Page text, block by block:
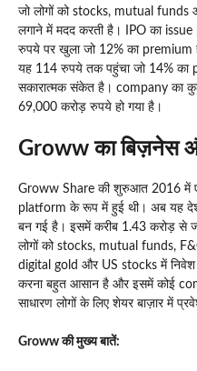
जो लोगों को stocks, mutual
लगाने में मदद करती है। IPO का
रुपये पर खुला जो 12% का premium
यह 114 रुपये तक पहुंचा जो 14% का
सकारात्मक संकेत है। company का
69,000 करोड़ रुपये हो गया है।
Groww का बिज़नेस
Groww Share की शुरुआत 2016
platform के रूप में हुई थी। अब यह
बन गई है। इसमें करीब 1.43 करोड़ से
लोगों को stocks, mutual funds,
digital gold और US stocks में निवेश
करना बहुत आसान है और इसमें कोई
साधारण लोगों के लिए शेयर बाज़ार में
Groww की मुख्य बातें: